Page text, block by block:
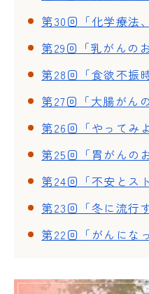
第29回「乳がんの
第27回「大腸がん
第26回「やってみ
第25回「胃がんの
第24回「不安とス
第23回「冬に流行